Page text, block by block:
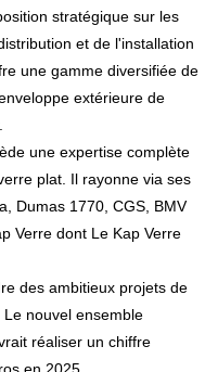
stratégique sur les
et de l'installation
une gamme diversifiée de
extérieure de
une expertise complète
plat. Il rayonne via ses
Dumas 1770, CGS, BMV
Verre dont Le Kap Verre
des ambitieux projets de
nouvel ensemble
réaliser un chiffre